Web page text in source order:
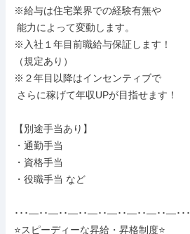
※給与は住宅業界での経験有無や
※入社１年目前職給与保証します！
（規定あり）
※２年目以降はインセンティブで
【別途手当あり】
・通勤手当
・資格手当
・役職手当 など
･･･―･･―･･―･･―･･―･･―･･―･･―･･･
⭐スピーディーな昇給・昇格制度⭐